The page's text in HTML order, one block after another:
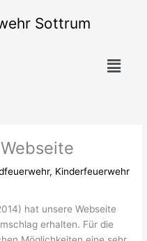
Sottrum
Menü
, Kinderfeuerwehr
hat unsere Webseite
erhalten. Für die